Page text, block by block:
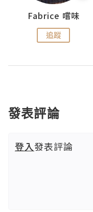
Fabrice 嚐味
追蹤
發表評論
登入發表評論